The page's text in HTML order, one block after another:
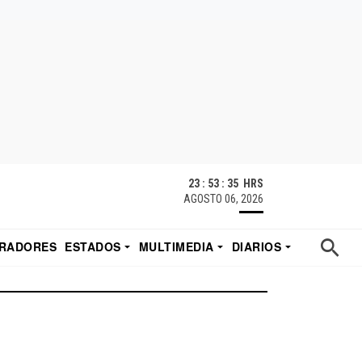
23 : 53 : 35 HRS
AGOSTO 06, 2026
ESTADOS MULTIMEDIA
DIARIOS